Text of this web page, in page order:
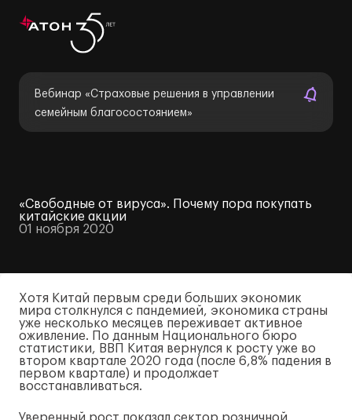
Вебинар «Страховые решения в управлении
семейным благосостоянием»
«Свободные от вируса». Почему пора покупать
китайские акции
01 ноября 2020
Хотя Китай первым среди больших экономик
мира столкнулся c пандемией, экономика страны
уже несколько месяцев переживает активное
оживление. По данным Национального бюро
статистики, ВВП Китая вернулся к росту уже во
втором квартале 2020 года (после 6,8% падения в
первом квартале) и продолжает
восстанавливаться.